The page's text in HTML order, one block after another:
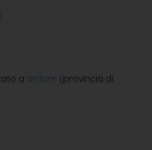
a ardore (provincia di